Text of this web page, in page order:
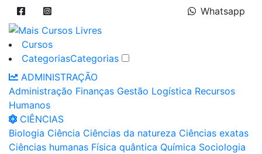
Whatsapp
Cursos
CategoriasCategorias
ADMINISTRAÇÃO
Administração Finanças Gestão Logística Recursos
Humanos
CIÊNCIAS
Biologia Ciência Ciências da natureza Ciências exatas
Ciências humanas Física quântica Química Sociologia